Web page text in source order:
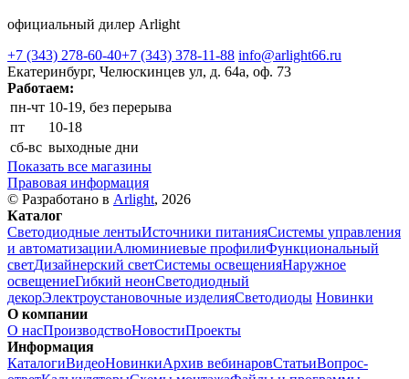
официальный дилер Arlight
+7 (343) 278-60-40+7 (343) 378-11-88 info@arlight66.ru
Екатеринбург, Челюскинцев ул, д. 64а, оф. 73
Работаем:
пн-чт 10-19, без перерыва
пт
10-18
сб-вс выходные дни
Показать все магазины
Правовая информация
© Разработано в Arlight, 2026
Каталог
Светодиодные лентыИсточники питанияСистемы управления
и автоматизацииАлюминиевые профилиФункциональный
светДизайнерский светСистемы освещенияНаружное
освещениеГибкий неонСветодиодный
декорЭлектроустановочные изделияСветодиоды Новинки
О компании
О насПроизводствоНовостиПроекты
Информация
КаталогиВидеоНовинкиАрхив вебинаровСтатьиВопрос-